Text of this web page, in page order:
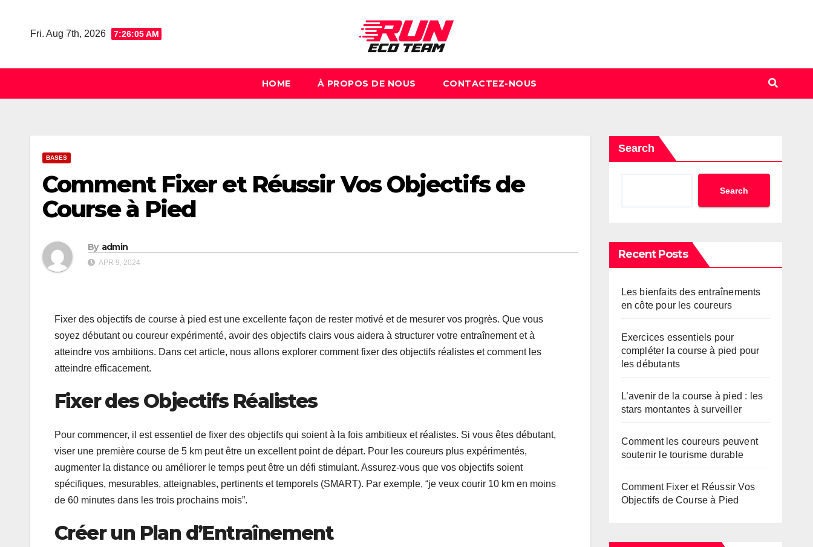
Fri. Aug 7th, 2026 7:26:05 AM
HOME À PROPOS DE NOUS CONTACTEZ-NOUS
BASES
Comment Fixer et Réussir Vos Objectifs de
Course à Pied
By admin
APR 9, 2024
Fixer des objectifs de course à pied est une excellente façon de rester motivé et de mesurer vos progrès. Que vous
soyez débutant ou coureur expérimenté, avoir des objectifs clairs vous aidera à structurer votre entraînement et à
atteindre vos ambitions. Dans cet article, nous allons explorer comment fixer des objectifs réalistes et comment les
atteindre efficacement.
Fixer des Objectifs Réalistes
Pour commencer, il est essentiel de fixer des objectifs qui soient à la fois ambitieux et réalistes. Si vous êtes débutant,
viser une première course de 5 km peut être un excellent point de départ. Pour les coureurs plus expérimentés,
augmenter la distance ou améliorer le temps peut être un défi stimulant. Assurez-vous que vos objectifs soient
spécifiques, mesurables, atteignables, pertinents et temporels (SMART). Par exemple, “je veux courir 10 km en moins
de 60 minutes dans les trois prochains mois”.
Créer un Plan d’Entraînement
Search
Search
Recent Posts
Les bienfaits des entraînements
en côte pour les coureurs
Exercices essentiels pour
compléter la course à pied pour
les débutants
L’avenir de la course à pied : les
stars montantes à surveiller
Comment les coureurs peuvent
soutenir le tourisme durable
Comment Fixer et Réussir Vos
Objectifs de Course à Pied